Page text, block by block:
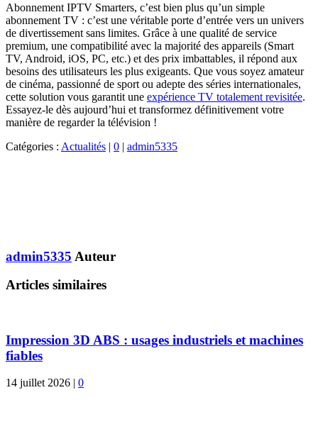
Abonnement IPTV Smarters, c’est bien plus qu’un simple
abonnement TV : c’est une véritable porte d’entrée vers un univers
de divertissement sans limites. Grâce à une qualité de service
premium, une compatibilité avec la majorité des appareils (Smart
TV, Android, iOS, PC, etc.) et des prix imbattables, il répond aux
besoins des utilisateurs les plus exigeants. Que vous soyez amateur
de cinéma, passionné de sport ou adepte des séries internationales,
cette solution vous garantit une expérience TV totalement revisitée.
Essayez-le dès aujourd’hui et transformez définitivement votre
manière de regarder la télévision !
Catégories : Actualités | 0 | admin5335
admin5335 Auteur
Articles similaires
Impression 3D ABS : usages industriels et machines
fiables
14 juillet 2026 0